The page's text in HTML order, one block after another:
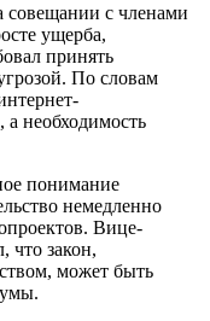
с членами
ущерба,
принять
По словам
необходимость
понимание
немедленно
Вице-
что закон,
может быть